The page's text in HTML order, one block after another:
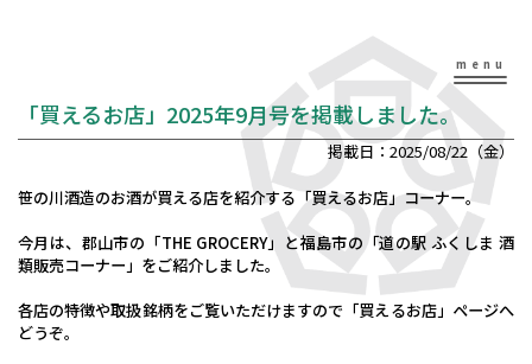
「買えるお店」2025年9月号を掲載しました。
掲載日：2025/08/22（金）
笹の川酒造のお酒が買える店を紹介する「買えるお店」コーナー。
今月は、郡山市の「THE GROCERY」と福島市の「道の駅 ふくしま 酒
類販売コーナー」をご紹介しました。
各店の特徴や取扱銘柄をご覧いただけますので「買えるお店」ページへ
どうぞ。